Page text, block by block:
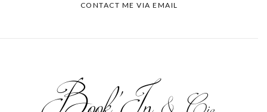
CONTACT ME VIA EMAIL